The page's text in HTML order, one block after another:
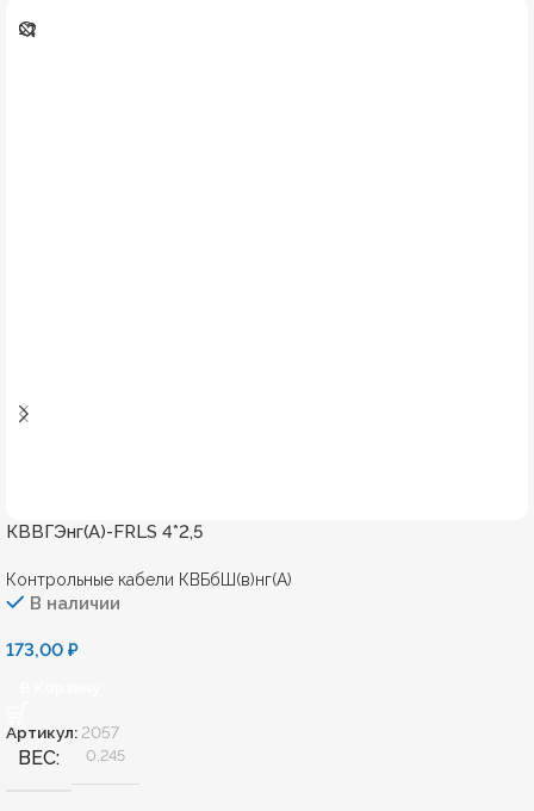
КВВГЭнг(А)-FRLS 4*2,5
Контрольные кабели КВБбШ(в)нг(А)
В наличии
173,00 ₽
Артикул: 2057
ВЕС 0,245